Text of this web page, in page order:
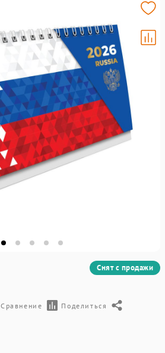
Снят с продажи
Сравнение Поделиться